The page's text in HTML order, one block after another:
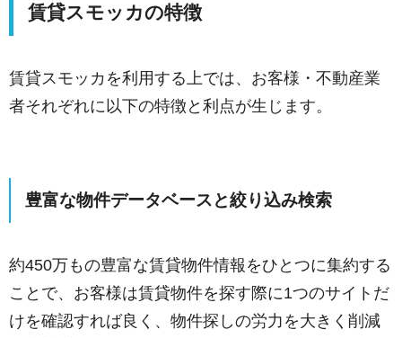
賃貸スモッカの特徴
賃貸スモッカを利用する上では、お客様・不動産業
者それぞれに以下の特徴と利点が生じます。
豊富な物件データベースと絞り込み検索
約450万もの豊富な賃貸物件情報をひとつに集約する
ことで、お客様は賃貸物件を探す際に1つのサイトだ
けを確認すれば良く、物件探しの労力を大きく削減